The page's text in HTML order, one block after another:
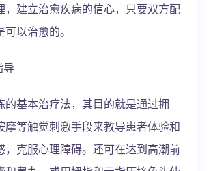
，建立治愈疾病的信心，只要双方配
以治愈的。
导
的基本治疗法，其目的就是通过拥
摩等触觉刺激手段来教导患者体验和
，克服心理障碍。还可在达到高潮前